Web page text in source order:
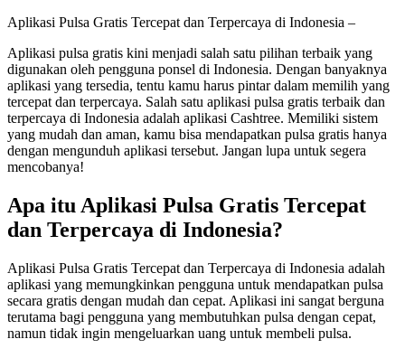
Aplikasi Pulsa Gratis Tercepat dan Terpercaya di Indonesia –
Aplikasi pulsa gratis kini menjadi salah satu pilihan terbaik yang
digunakan oleh pengguna ponsel di Indonesia. Dengan banyaknya
aplikasi yang tersedia, tentu kamu harus pintar dalam memilih yang
tercepat dan terpercaya. Salah satu aplikasi pulsa gratis terbaik dan
terpercaya di Indonesia adalah aplikasi Cashtree. Memiliki sistem
yang mudah dan aman, kamu bisa mendapatkan pulsa gratis hanya
dengan mengunduh aplikasi tersebut. Jangan lupa untuk segera
mencobanya!
Apa itu Aplikasi Pulsa Gratis Tercepat
dan Terpercaya di Indonesia?
Aplikasi Pulsa Gratis Tercepat dan Terpercaya di Indonesia adalah
aplikasi yang memungkinkan pengguna untuk mendapatkan pulsa
secara gratis dengan mudah dan cepat. Aplikasi ini sangat berguna
terutama bagi pengguna yang membutuhkan pulsa dengan cepat,
namun tidak ingin mengeluarkan uang untuk membeli pulsa.